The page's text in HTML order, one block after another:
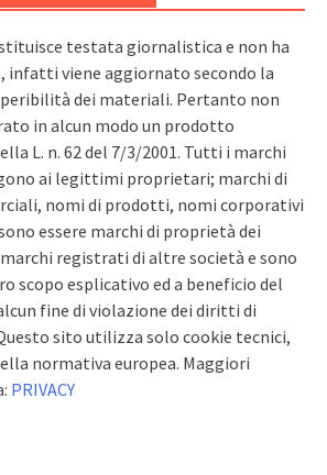
testata giornalistica e non ha
infatti viene aggiornato secondo la
dei materiali. Pertanto non
in alcun modo un prodotto
L. n. 62 del 7/3/2001. Tutti i marchi
ai legittimi proprietari; marchi di
nomi di prodotti, nomi corporativi
essere marchi di proprietà dei
registrati di altre società e sono
scopo esplicativo ed a beneficio del
fine di violazione dei diritti di
sito utilizza solo cookie tecnici,
normativa europea. Maggiori
PRIVACY